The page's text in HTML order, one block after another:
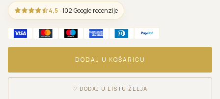
4,5 · 102 Google recenzije
DODAJ U KOŠARICU
♡ DODAJ U LISTU ŽELJA